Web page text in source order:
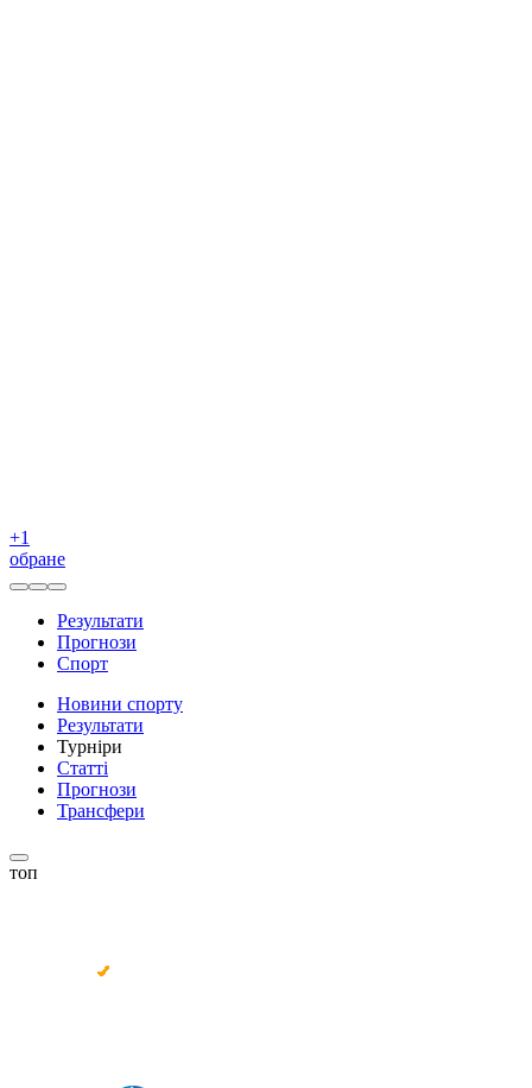
+1
обране
Результати
Прогнози
Спорт
Новини спорту
Результати
Турніри
Статті
Прогнози
Трансфери
топ